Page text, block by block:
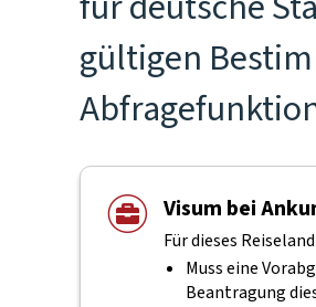
gültigen
Visum bei
Für dieses
Muss eine
Beantragung